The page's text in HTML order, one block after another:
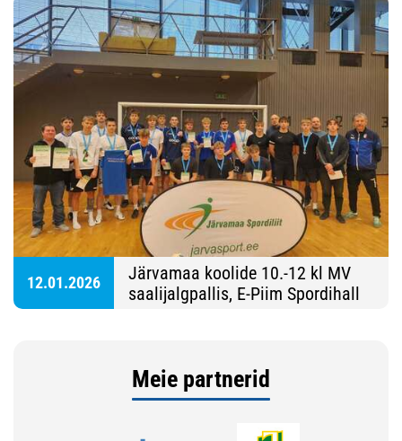
12.01.2026
Järvamaa koolide 10.-12 kl MV
saalijalgpallis, E-Piim Spordihall
Meie partnerid